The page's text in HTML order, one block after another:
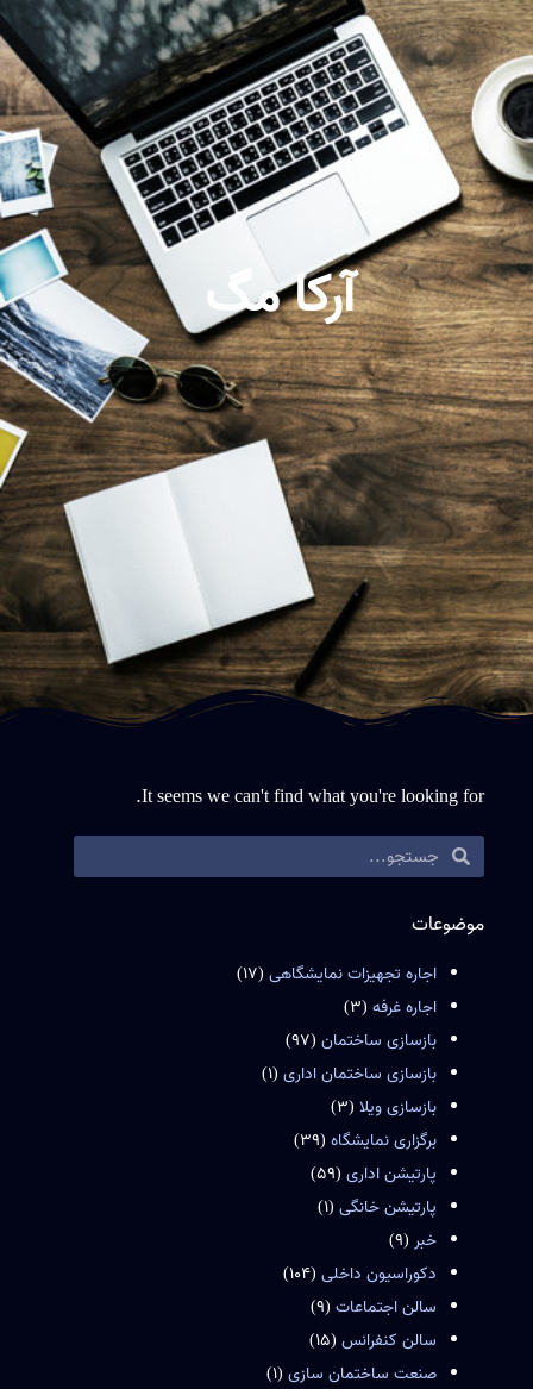
آرکا مگ
It seems we can't find what you're looking for.
موضوعات
اجاره تجهیزات نمایشگاهی (17)
اجاره غرفه (3)
بازسازی ساختمان (97)
بازسازی ساختمان اداری (1)
بازسازی ویلا (3)
برگزاری نمایشگاه (39)
پارتیشن اداری (59)
پارتیشن خانگی (1)
خبر (9)
دکوراسیون داخلی (104)
سالن اجتماعات (9)
سالن کنفرانس (15)
صنعت ساختمان سازی (1)